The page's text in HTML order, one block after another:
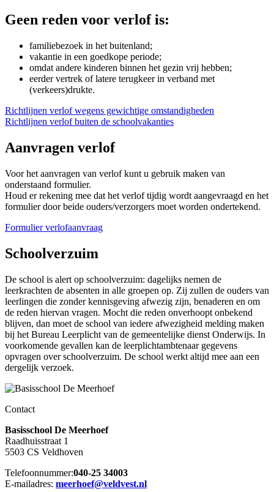
Geen reden voor verlof is:
familiebezoek in het buitenland;
vakantie in een goedkope periode;
omdat andere kinderen binnen het gezin vrij hebben;
eerder vertrek of latere terugkeer in verband met
(verkeers)drukte.
Richtlijnen verlof wegens gewichtige omstandigheden
Richtlijnen verlof buiten de schoolvakanties
Aanvragen verlof
Voor het aanvragen van verlof kunt u gebruik maken van
onderstaand formulier.
Houd er rekening mee dat het verlof tijdig wordt aangevraagd en het
formulier door beide ouders/verzorgers moet worden ondertekend.
Formulier verlofaanvraag
Schoolverzuim
De school is alert op schoolverzuim: dagelijks nemen de
leerkrachten de absenten in alle groepen op. Zij zullen de ouders van
leerlingen die zonder kennisgeving afwezig zijn, benaderen en om
de reden hiervan vragen. Mocht die reden onverhoopt onbekend
blijven, dan moet de school van iedere afwezigheid melding maken
bij het Bureau Leerplicht van de gemeentelijke dienst Onderwijs. In
voorkomende gevallen kan de leerplichtambtenaar gegevens
opvragen over schoolverzuim. De school werkt altijd mee aan een
dergelijk verzoek.
Contact
Basisschool De Meerhoef
Raadhuisstraat 1
5503 CS Veldhoven
Telefoonnummer:040-25 34003
E-mailadres: meerhoef@veldvest.nl